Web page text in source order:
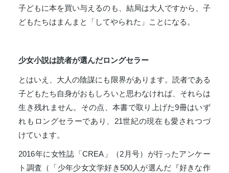
子どもに本を買い与えるのも、結局は大人ですから、子
どもたちはまんまと「してやられた」ことになる。
少女小説は読者が選んだロングセラー
とはいえ、大人の陰謀にも限界があります。読者である
子どもたち自身がおもしろいと思わなければ、それらは
生き残れません。その点、本書で取り上げた9冊はいず
れもロングセラーであり、21世紀の現在も愛されつづ
けています。
2016年に女性誌「CREA」（2月号）が行ったアンケー
ト調査（「少年少女文学好き500人が選んだ『好きな作